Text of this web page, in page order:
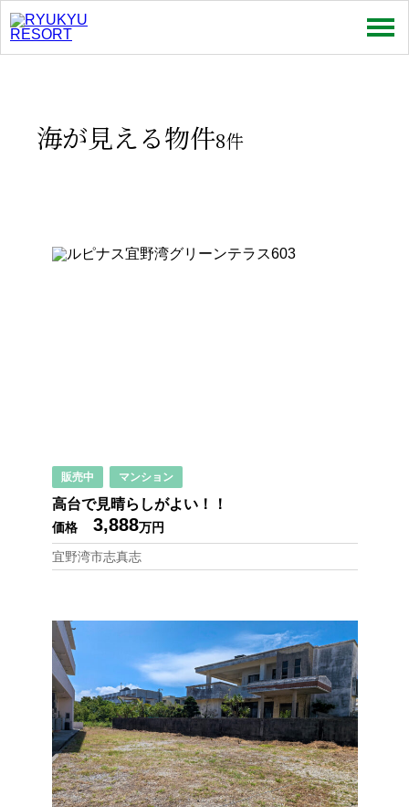
お知らせ
海が見える物件8件
販売中 マンション
高台で見晴らしがよい！！
価格 3,888万円
宜野湾市志真志